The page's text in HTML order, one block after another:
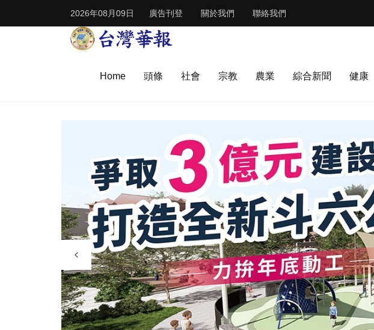
2026年08月09日 廣告刊登 關於我們 聯絡我們
Home 頭條 社會 宗教 農業 綜合新聞 健康